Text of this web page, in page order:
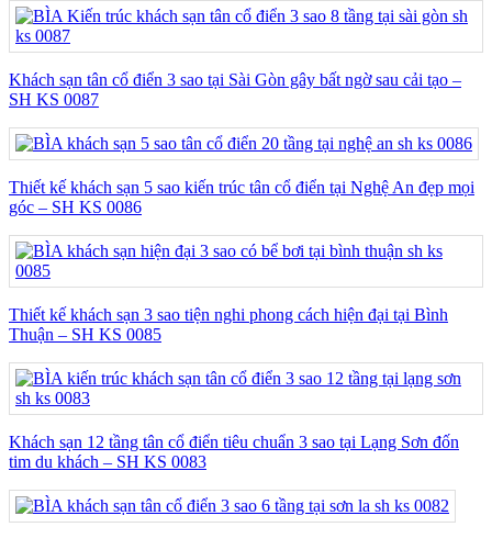
Khách sạn tân cổ điển 3 sao tại Sài Gòn gây bất ngờ sau cải tạo –
SH KS 0087
Thiết kế khách sạn 5 sao kiến trúc tân cổ điển tại Nghệ An đẹp mọi
góc – SH KS 0086
Thiết kế khách sạn 3 sao tiện nghi phong cách hiện đại tại Bình
Thuận – SH KS 0085
Khách sạn 12 tầng tân cổ điển tiêu chuẩn 3 sao tại Lạng Sơn đốn
tim du khách – SH KS 0083